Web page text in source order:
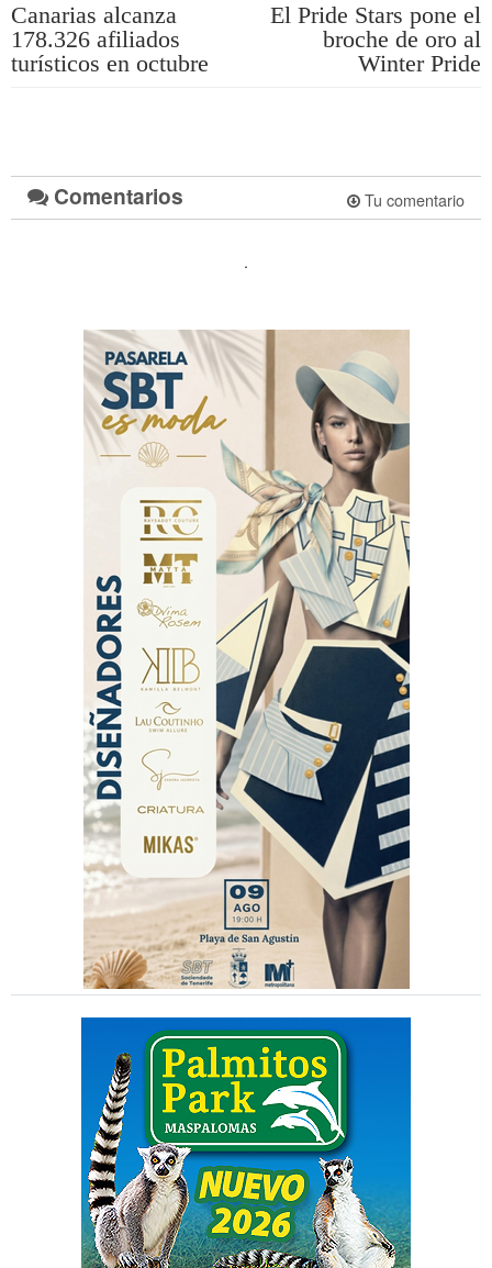
Canarias alcanza
178.326 afiliados
turísticos en octubre
El Pride Stars pone el
broche de oro al
Winter Pride
Comentarios Tu comentario
.